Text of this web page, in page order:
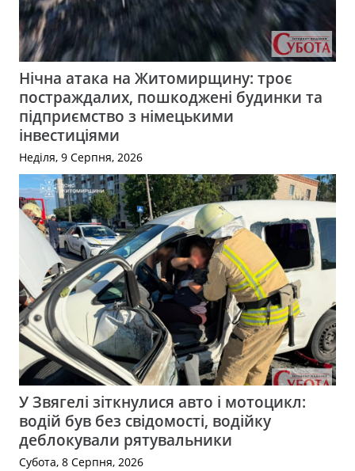
Нічна атака на Житомирщину: троє
постраждалих, пошкоджені будинки та
підприємство з німецькими
інвестиціями
Неділя, 9 Серпня, 2026
У Звягелі зіткнулися авто і мотоцикл:
водій був без свідомості, водійку
деблокували рятувальники
Субота, 8 Серпня, 2026